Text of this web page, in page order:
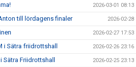
2026-03-01 08:13
till lördagens finaler 2026-02-28
2026-02-27 17:53
i Sätra friidrottshall 2026-02-26 23:16
Friidrottshall 2026-02-25 23:13